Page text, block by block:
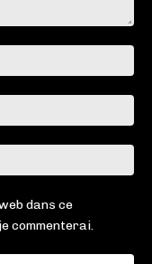
:*
:*
:
dans ce
commenterai.